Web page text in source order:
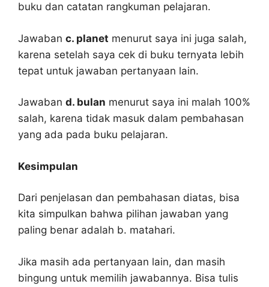
buku dan catatan rangkuman pelajaran.
Jawaban c. planet menurut saya ini juga salah,
karena setelah saya cek di buku ternyata lebih
tepat untuk jawaban pertanyaan lain.
Jawaban d. bulan menurut saya ini malah 100%
salah, karena tidak masuk dalam pembahasan
yang ada pada buku pelajaran.
Kesimpulan
Dari penjelasan dan pembahasan diatas, bisa
kita simpulkan bahwa pilihan jawaban yang
paling benar adalah b. matahari.
Jika masih ada pertanyaan lain, dan masih
bingung untuk memilih jawabannya. Bisa tulis